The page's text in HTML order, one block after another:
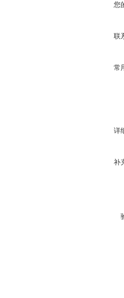
您
联
常
详
补